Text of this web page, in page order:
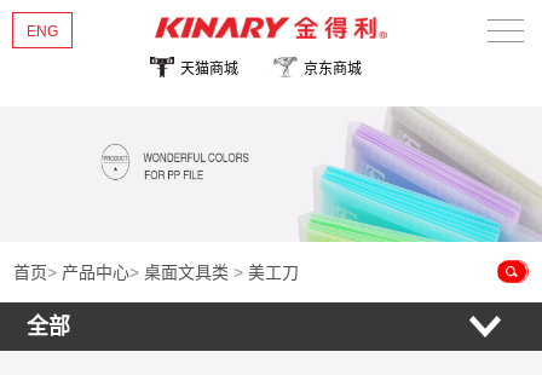
ENG
天猫商城 京东商城
关于金得利
热销新品
新闻资讯
首页> 产品中心> 桌面文具类 >美工刀
全部